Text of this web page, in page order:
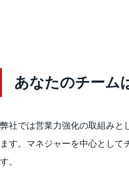
あなたのチーム
弊社では営業力強化の取組みと
ます。マネジャーを中心とし
す。